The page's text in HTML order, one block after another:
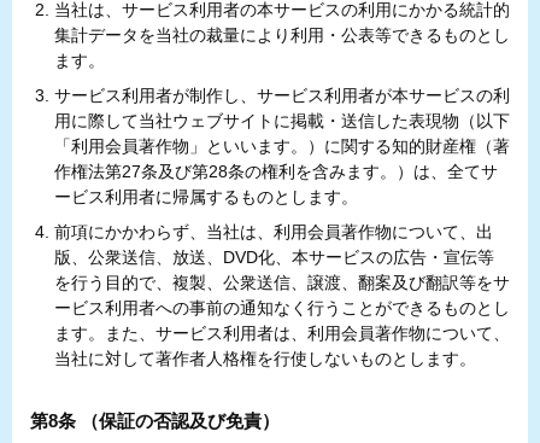
当社は、サービス利用者の本サービスの利用にかかる統計的
集計データを当社の裁量により利用・公表等できるものとし
ます。
サービス利用者が制作し、サービス利用者が本サービスの利
用に際して当社ウェブサイトに掲載・送信した表現物（以下
「利用会員著作物」といいます。）に関する知的財産権（著
作権法第27条及び第28条の権利を含みます。）は、全てサ
ービス利用者に帰属するものとします。
前項にかかわらず、当社は、利用会員著作物について、出
版、公衆送信、放送、DVD化、本サービスの広告・宣伝等
を行う目的で、複製、公衆送信、譲渡、翻案及び翻訳等をサ
ービス利用者への事前の通知なく行うことができるものとし
ます。また、サービス利用者は、利用会員著作物について、
当社に対して著作者人格権を行使しないものとします。
第8条 （保証の否認及び免責）